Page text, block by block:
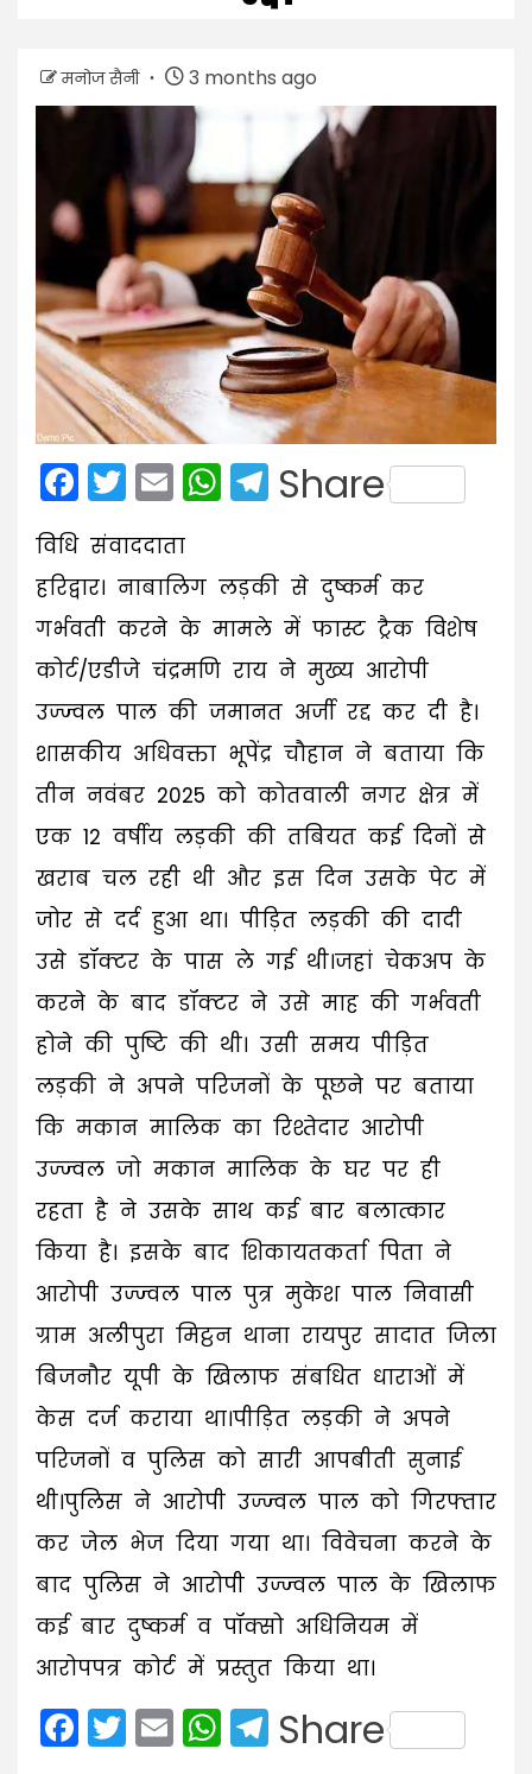
मनोज सैनी 3 months ago
Facebook
Twitter
EmailWhatsApp
Telegram
Share
विधि संवाददाता
हरिद्वार। नाबालिग लड़की से दुष्कर्म कर
गर्भवती करने के मामले में फास्ट ट्रैक विशेष
कोर्ट/एडीजे चंद्रमणि राय ने मुख्य आरोपी
उज्ज्वल पाल की जमानत अर्जी रद्द कर दी है।
शासकीय अधिवक्ता भूपेंद्र चौहान ने बताया कि
तीन नवंबर 2025 को कोतवाली नगर क्षेत्र में
एक 12 वर्षीय लड़की की तबियत कई दिनों से
खराब चल रही थी और इस दिन उसके पेट में
जोर से दर्द हुआ था। पीड़ित लड़की की दादी
उसे डॉक्टर के पास ले गई थी।जहां चेकअप के
करने के बाद डॉक्टर ने उसे माह की गर्भवती
होने की पुष्टि की थी। उसी समय पीड़ित
लड़की ने अपने परिजनों के पूछने पर बताया
कि मकान मालिक का रिश्तेदार आरोपी
उज्ज्वल जो मकान मालिक के घर पर ही
रहता है ने उसके साथ कई बार बलात्कार
किया है। इसके बाद शिकायतकर्ता पिता ने
आरोपी उज्ज्वल पाल पुत्र मुकेश पाल निवासी
ग्राम अलीपुरा मिट्ठन थाना रायपुर सादात जिला
बिजनौर यूपी के खिलाफ संबधित धाराओं में
केस दर्ज कराया था।पीड़ित लड़की ने अपने
परिजनों व पुलिस को सारी आपबीती सुनाई
थी।पुलिस ने आरोपी उज्ज्वल पाल को गिरफ्तार
कर जेल भेज दिया गया था। विवेचना करने के
बाद पुलिस ने आरोपी उज्ज्वल पाल के खिलाफ
कई बार दुष्कर्म व पॉक्सो अधिनियम में
आरोपपत्र कोर्ट में प्रस्तुत किया था।
Facebook
Twitter
EmailWhatsApp
Telegram
Share